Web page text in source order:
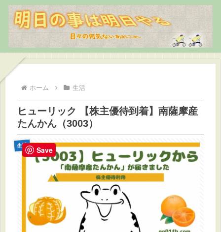
ホーム 生活
ヒューリック 【株主優待到着】南薩摩産
たんかん（3003）
生活 Save